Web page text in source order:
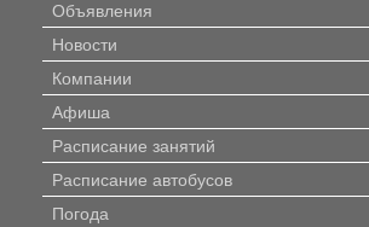
Объявления
Новости
Компании
Афиша
Расписание занятий
Расписание автобусов
Погода